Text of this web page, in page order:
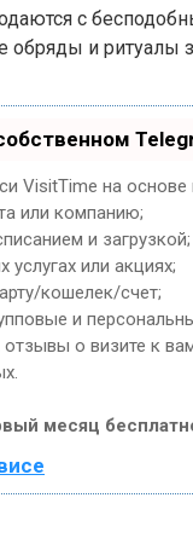
с
обряды и ритуалы
VisitTime на
или компанию;
и загрузкой;
или акциях;
кошелек/счет;
и
о визите к
месяц